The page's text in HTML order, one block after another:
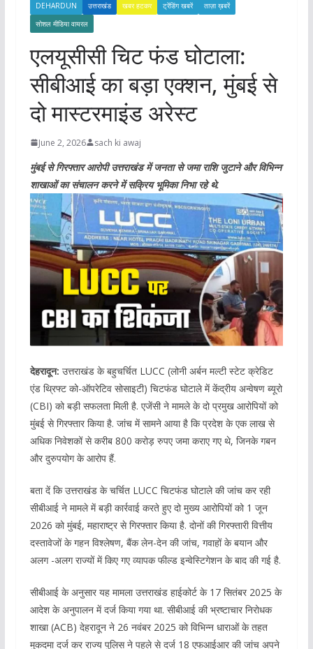
DEHARDUN उत्तराखंड खबर हटकर ट्रेंडिंग खबरें
ताज़ा ख़बरें
सोशल मीडिया वायरल
एलयूसीसी चिट फंड घोटाला:
सीबीआई का बड़ा एक्शन, मुंबई से
दो मास्टरमाइंड अरेस्ट
June 2, 2026 sach ki awaj
मुंबई से गिरफ्तार आरोपी उत्तराखंड में जनता से जमा राशि जुटाने और विभिन्न
शाखाओं का संचालन करने में सक्रिय भूमिका निभा रहे थे.
देहरादून: उत्तराखंड के बहुचर्चित LUCC (लोनी अर्बन मल्टी स्टेट क्रेडिट
एंड थ्रिफ्ट को-ऑपरेटिव सोसाइटी) चिटफंड घोटाले में केंद्रीय अन्वेषण ब्यूरो
(CBI) को बड़ी सफलता मिली है. एजेंसी ने मामले के दो प्रमुख आरोपियों को
मुंबई से गिरफ्तार किया है. जांच में सामने आया है कि प्रदेश के एक लाख से
अधिक निवेशकों से करीब 800 करोड़ रुपए जमा कराए गए थे, जिनके गबन
और दुरुपयोग के आरोप हैं.
बता दें कि उत्तराखंड के चर्चित LUCC चिटफंड घोटाले की जांच कर रही
सीबीआई ने मामले में बड़ी कार्रवाई करते हुए दो मुख्य आरोपियों को 1 जून
2026 को मुंबई, महाराष्ट्र से गिरफ्तार किया है. दोनों की गिरफ्तारी वित्तीय
दस्तावेजों के गहन विश्लेषण, बैंक लेन-देन की जांच, गवाहों के बयान और
अलग -अलग राज्यों में किए गए व्यापक फील्ड इन्वेस्टिगेशन के बाद की गई है.
सीबीआई के अनुसार यह मामला उत्तराखंड हाईकोर्ट के 17 सितंबर 2025 के
आदेश के अनुपालन में दर्ज किया गया था. सीबीआई की भ्रष्टाचार निरोधक
शाखा (ACB) देहरादून ने 26 नवंबर 2025 को विभिन्न धाराओं के तहत
मुकदमा दर्ज कर राज्य पुलिस ने पहले से दर्ज 18 एफआईआर की जांच अपने